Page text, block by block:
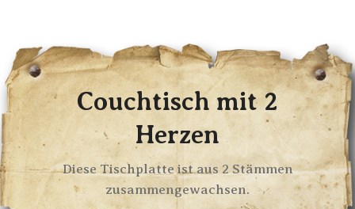
Couchtisch mit 2
Herzen
Diese Tischplatte ist aus 2 Stämmen
zusammengewachsen.